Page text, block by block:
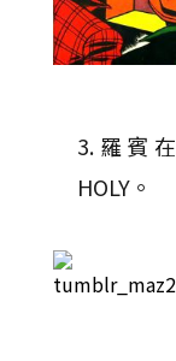
3.羅賓
HOLY。